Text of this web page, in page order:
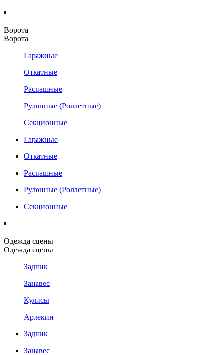
Ворота
Ворота
Гаражные
Откатные
Распашные
Рулонные (Роллетные)
Секционные
Гаражные
Откатные
Распашные
Рулонные (Роллетные)
Секционные
Одежда сцены
Одежда сцены
Задник
Занавес
Кулисы
Арлекин
Задник
Занавес